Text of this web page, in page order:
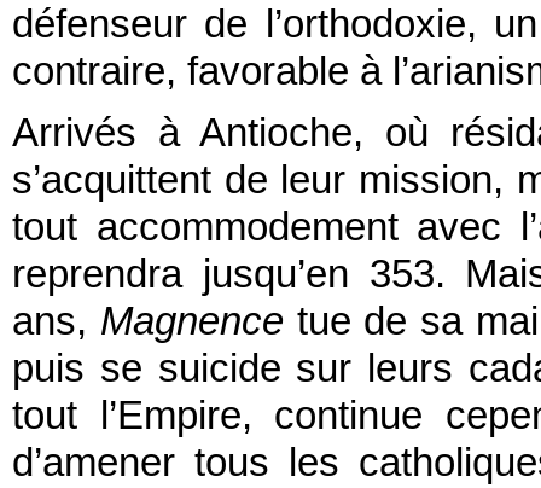
défenseur de l’orthodoxie,
contraire, favorable à
Arrivés à Antioche, où
s’acquittent de leur mission,
tout accommodement avec
reprendra jusqu’en 353.
ans, Magnencetue de sa
puis se suicide sur leurs
tout l’Empire, continue
d’amener tous les